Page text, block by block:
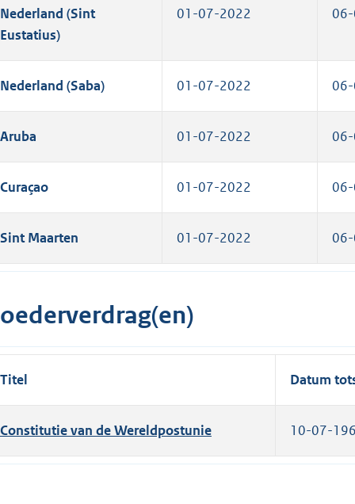
Nederland (Sint
Eustatius)
01-07-2022
Nederland (Saba) 01-07-2022
Aruba 01-07-2022
Curaçao 01-07-2022
Sint Maarten 01-07-2022
Titel Datum
Constitutie van de Wereldpostunie 10-07-